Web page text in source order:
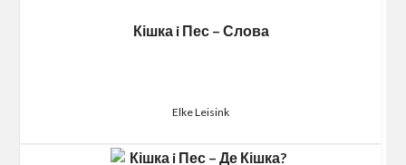
Кішка i Пес – Слова
Elke Leisink